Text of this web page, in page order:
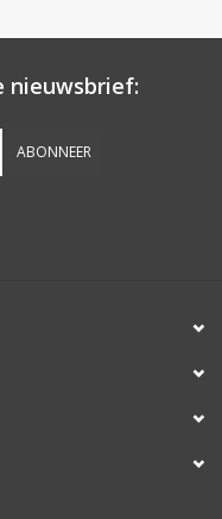
nieuwsbrief:
ABONNEER